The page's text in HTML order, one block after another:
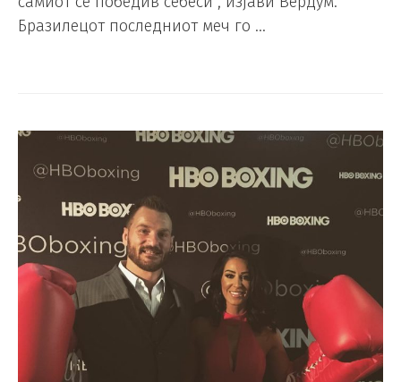
Бразилецот последниот меч го …